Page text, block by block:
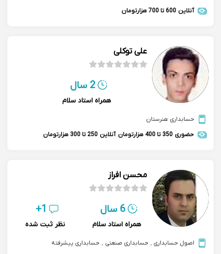
آنلاین 600 تا 700 هزارتومان
علی توکلی
2 سال
همراه استاد سلام
حسابداری هنرستان
حضوری 350 تا 400 هزارتومان آنلاین 250 تا 300 هزارتومان
محسن افراز
6 سال
همراه استاد سلام
1+
نظر ثبت شده
اصول حسابداری , حسابداری صنعتی , حسابداری پیشرفته